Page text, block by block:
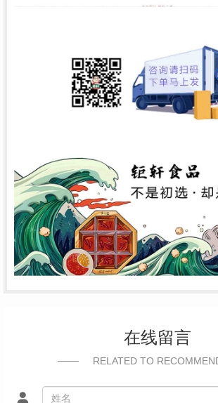
在线留言
RELATED TO